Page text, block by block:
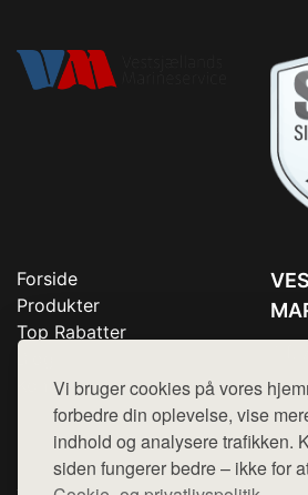
Vi bruger cookies på vores
forbedre din oplevelse, vise
indhold og analysere trafikken.
siden fungerer bedre – ikke for
Forside
Produkter
Top Rabatter
Kontakt